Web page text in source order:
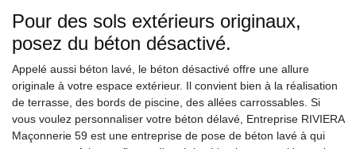
Pour des sols extérieurs originaux,
posez du béton désactivé.
Appelé aussi béton lavé, le béton désactivé offre une allure
originale à votre espace extérieur. Il convient bien à la réalisation
de terrasse, des bords de piscine, des allées carrossables. Si
vous voulez personnaliser votre béton délavé, Entreprise RIVIERA
Maçonnerie 59 est une entreprise de pose de béton lavé à qui